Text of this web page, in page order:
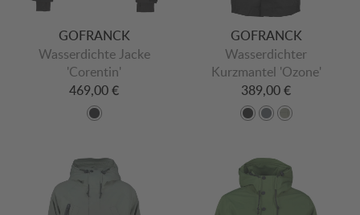
GOFRANCK
Wasserdichte Jacke
'Corentin'
469,00 €
GOFRANCK
Wasserdichter
Kurzmantel 'Ozone'
389,00 €